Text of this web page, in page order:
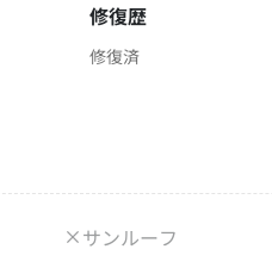
修復歴
修復済
サンルーフ